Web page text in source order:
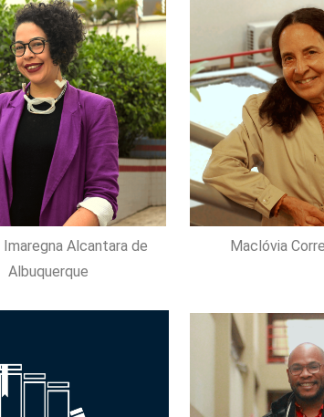
Alcantara de
Albuquerque
Maclóvia